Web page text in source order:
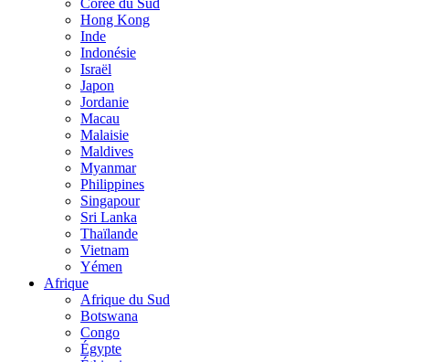
Corée du Sud
Hong Kong
Inde
Indonésie
Israël
Japon
Jordanie
Macau
Malaisie
Maldives
Myanmar
Philippines
Singapour
Sri Lanka
Thaïlande
Vietnam
Yémen
Afrique
Afrique du Sud
Botswana
Congo
Égypte